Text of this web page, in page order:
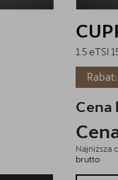
1.5 eTSI
Cena
Najniższa
brutto